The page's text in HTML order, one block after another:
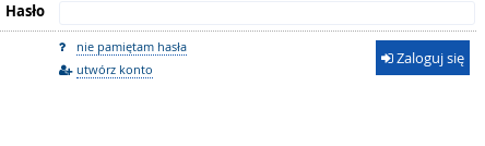
Hasło
nie pamiętam hasła
utwórz konto
Zaloguj się